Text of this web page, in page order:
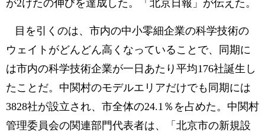
が2けたの伸びを達成した。「北京日報」が伝えた。
目を引くのは、市内の中小零細企業の科学技術の
ウェイトがどんどん高くなっていることで、同期に
は市内の科学技術企業が一日あたり平均176社誕生し
たことだ。中関村のモデルエリアだけでも同期には
3828社が設立され、市全体の24.1％を占めた。中関村
管理委員会の関連部門代表者は、「北京市の新規設